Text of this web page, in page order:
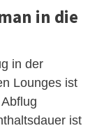
in die
in der
Lounges ist
ist